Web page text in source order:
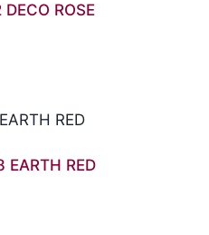
ROSE
EARTH RED